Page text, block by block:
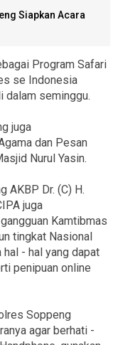
Siapkan Acara
Program Safari
se Indonesia
dalam seminggu.
juga
dan Pesan
Nurul Yasin.
AKBP Dr. (C) H.
juga
Kamtibmas
tingkat Nasional
- hal yang dapat
penipuan online
Soppeng
agar berhati -